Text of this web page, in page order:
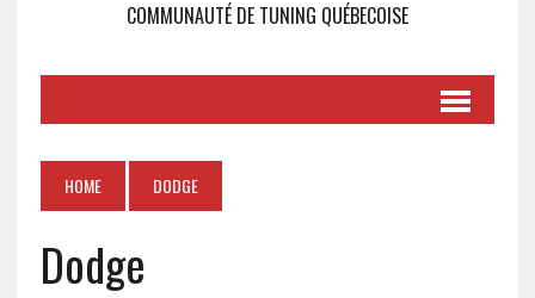
COMMUNAUTÉ DE TUNING QUÉBECOISE
HOME DODGE
Dodge